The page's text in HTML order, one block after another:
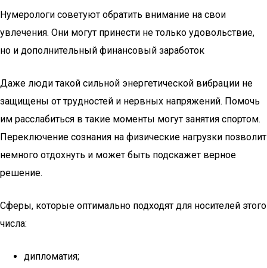
Нумерологи советуют обратить внимание на свои
увлечения. Они могут принести не только удовольствие,
но и дополнительный финансовый заработок
Даже люди такой сильной энергетической вибрации не
защищены от трудностей и нервных напряжений. Помочь
им расслабиться в такие моменты могут занятия спортом.
Переключение сознания на физические нагрузки позволит
немного отдохнуть и может быть подскажет верное
решение.
Сферы, которые оптимально подходят для носителей этого
числа:
дипломатия;